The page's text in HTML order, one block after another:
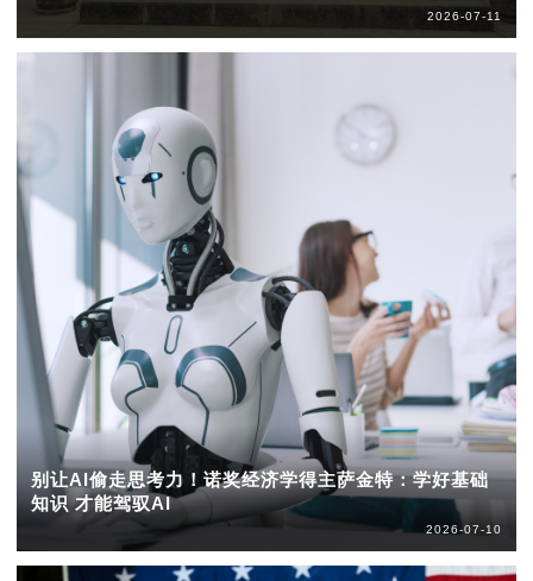
2026-07-11
别让AI偷走思考力！诺奖经济学得主萨金特：学好基础
知识 才能驾驭AI
2026-07-10